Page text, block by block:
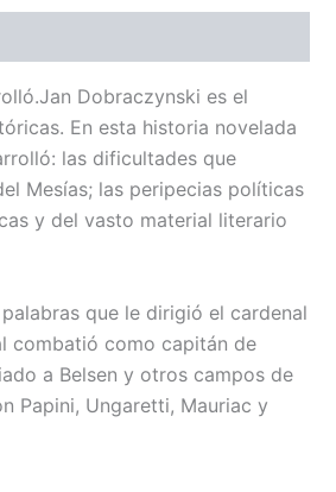
Dobraczynski es el
En esta historia novelada
las dificultades que
Mesías; las peripecias políticas
y del vasto material literario
que le dirigió el cardenal
combatió como capitán de
a Belsen y otros campos de
Papini, Ungaretti, Mauriac y